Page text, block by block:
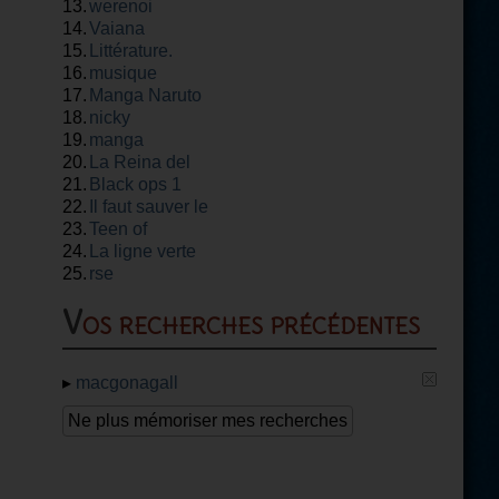
13.werenoi
14.Vaiana
15.
Littérature.
16. musique
17. Manga Naruto
18. nicky
19. manga
20.
La Reina del
flow
21. Black ops 1
22.
Il faut sauver le
soldat rayan
23.Teen of
24.
La ligne verte
25. rse
Vos recherches précédentes
▸ macgonagall
Ne plus mémoriser mes recherches